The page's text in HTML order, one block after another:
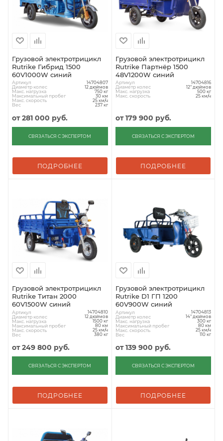
Грузовой электротрицикл
Rutrike Гибрид 1500
60V1000W синий
Артикул 14704807
Диаметр колес 12 дюймов
Макс. нагрузка 750 кг
Максимальный пробег 30 км
Макс. скорость 25 км/ч
Вес 237 кг
от281 000 руб.
СВЯЗАТЬСЯ С ЭКСПЕРТОМ
ПОДРОБНЕЕ
Грузовой электротрицикл
Rutrike Партнёр 1500
48V1200W синий
Артикул 14704816
Диаметр колес 12" дюймов
Макс. нагрузка 500 кг
Макс. скорость 25 км/ч
от179 900 руб.
СВЯЗАТЬСЯ С ЭКСПЕРТОМ
ПОДРОБНЕЕ
Грузовой электротрицикл
Rutrike Титан 2000
60V1500W синий
Артикул 14704810
Диаметр колес 12 дюймов
Макс. нагрузка 1500 кг
Максимальный пробег 80 км
Макс. скорость 25 км/ч
Вес 380 кг
от249 800 руб.
СВЯЗАТЬСЯ С ЭКСПЕРТОМ
ПОДРОБНЕЕ
Грузовой электротрицикл
Rutrike D1 ГП 1200
60V900W синий
Артикул 14704813
Диаметр колес 14" дюймов
Макс. нагрузка 300 кг
Максимальный пробег 80 км
Макс. скорость 25 км/ч
Вес 110 кг
от139 900 руб.
СВЯЗАТЬСЯ С ЭКСПЕРТОМ
ПОДРОБНЕЕ